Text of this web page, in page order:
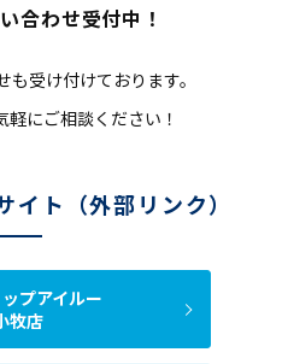
合わせ受付中！
も受け付けております。
にご相談ください！
イト（外部リンク）
プアイルー
牧店